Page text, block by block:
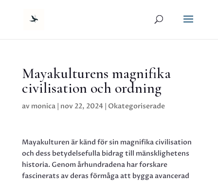
Mayakulturens magnifika
civilisation och ordning
av monica| nov 22, 2024| Okategoriserade
Mayakulturen är känd för sin magnifika civilisation
och dess betydelsefulla bidrag till mänsklighetens
historia. Genom århundradena har forskare
fascinerats av deras förmåga att bygga avancerad